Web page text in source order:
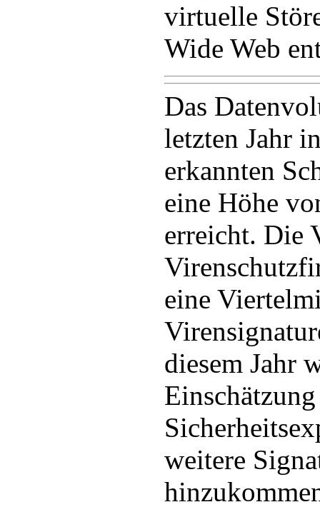
virtuelle
Wide Web
Das
letzten Jahr
erkannten
eine Höhe
erreicht. Die
eine
diesem Jahr
weitere